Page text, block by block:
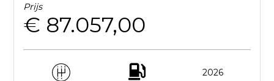
Prijs
€ 87.057,00
2026